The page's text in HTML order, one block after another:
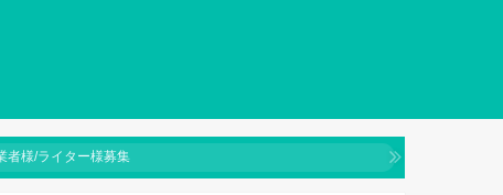
者様/ライター様募集